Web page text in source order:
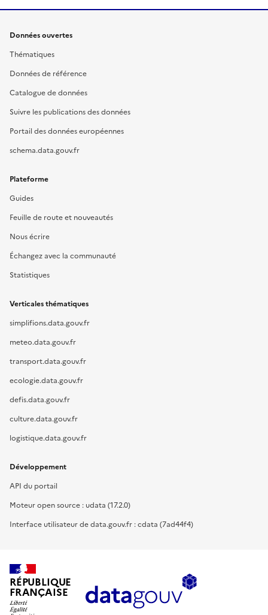
Données ouvertes
Thématiques
Données de référence
Catalogue de données
Suivre les publications des données
Portail des données européennes
schema.data.gouv.fr
Plateforme
Guides
Feuille de route et nouveautés
Nous écrire
Échangez avec la communauté
Statistiques
Verticales thématiques
simplifions.data.gouv.fr
meteo.data.gouv.fr
transport.data.gouv.fr
ecologie.data.gouv.fr
defis.data.gouv.fr
culture.data.gouv.fr
logistique.data.gouv.fr
Développement
API du portail
Moteur open source : udata (17.2.0)
Interface utilisateur de data.gouv.fr : cdata (7ad44f4)
RÉPUBLIQUE
FRANÇAISE